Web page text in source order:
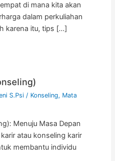
di mana kita akan
dalam perkuliahan
karena itu, tips […]
S.Psi/ Konseling, Mata
Menuju Masa Depan
atau konseling karir
membantu individu